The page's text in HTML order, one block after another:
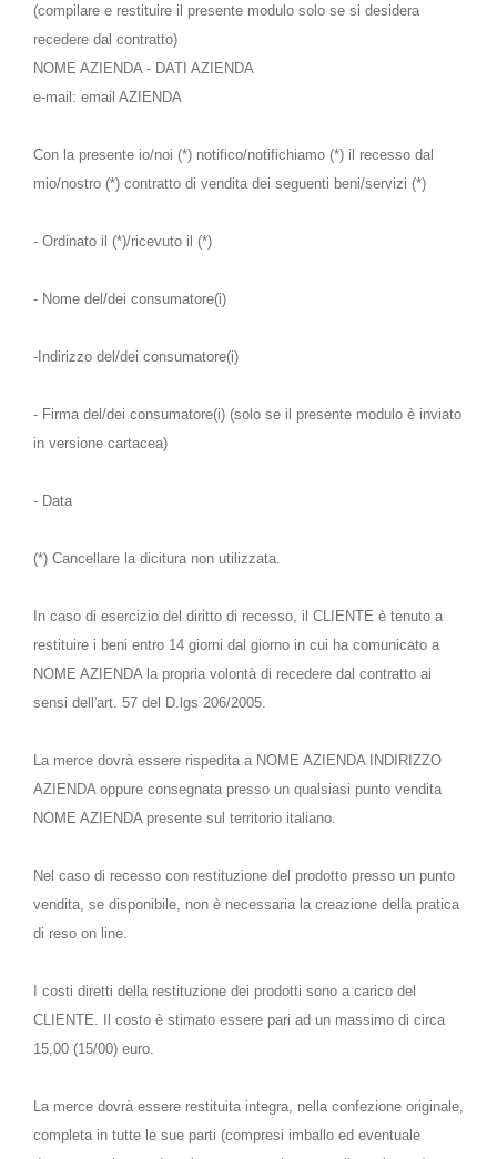
(compilare e restituire il presente modulo solo se si desidera
recedere dal contratto)
NOME AZIENDA - DATI AZIENDA
e-mail: email AZIENDA
Con la presente io/noi (*) notifico/notifichiamo (*) il recesso dal
mio/nostro (*) contratto di vendita dei seguenti beni/servizi (*)
- Ordinato il (*)/ricevuto il (*)
- Nome del/dei consumatore(i)
-Indirizzo del/dei consumatore(i)
- Firma del/dei consumatore(i) (solo se il presente modulo è inviato
in versione cartacea)
- Data
(*) Cancellare la dicitura non utilizzata.
In caso di esercizio del diritto di recesso, il CLIENTE è tenuto a
restituire i beni entro 14 giorni dal giorno in cui ha comunicato a
NOME AZIENDA la propria volontà di recedere dal contratto ai
sensi dell'art. 57 del D.lgs 206/2005.
La merce dovrà essere rispedita a NOME AZIENDA INDIRIZZO
AZIENDA oppure consegnata presso un qualsiasi punto vendita
NOME AZIENDA presente sul territorio italiano.
Nel caso di recesso con restituzione del prodotto presso un punto
vendita, se disponibile, non è necessaria la creazione della pratica
di reso on line.
I costi diretti della restituzione dei prodotti sono a carico del
CLIENTE. Il costo è stimato essere pari ad un massimo di circa
15,00 (15/00) euro.
La merce dovrà essere restituita integra, nella confezione originale,
completa in tutte le sue parti (compresi imballo ed eventuale